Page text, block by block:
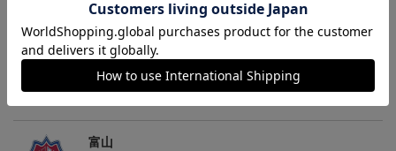
トピックス
富山
しよう！
富山